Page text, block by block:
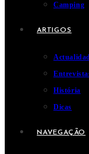
Camping
ARTIGOS
História
Dicas
NAVEGAÇÃO